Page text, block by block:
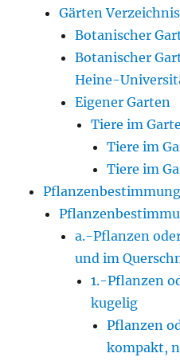
Gärten Verzeichnis
Botanischer
Botanischer
Heine-
Eigener Garten
Tiere im
Tiere im
Tiere im
Pflanzenbestimmung
a.-Pflanzen
und im
1.-Pflanzen
kugelig
Pflanzen
kompakt,